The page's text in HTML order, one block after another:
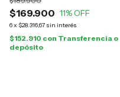
$169.900 11% OFF
6x $28.316,67 sin interés
$152.910 con Transferencia o
depósito